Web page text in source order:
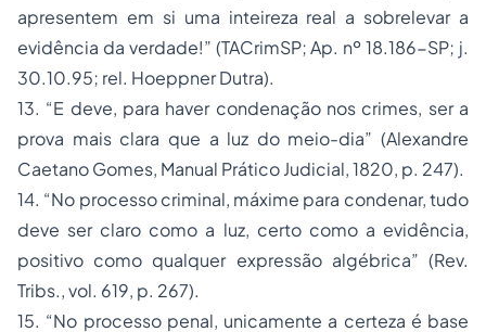
apresentem em si uma inteireza real a sobrelevar a
evidência da verdade!” (TACrimSP;Ap. nº 18.186-SP; j.
30.10.95; rel. Hoeppner Dutra).
13. “E deve, para haver condenação nos crimes, ser a
prova mais clara que a luz do meio-dia” (Alexandre
Caetano Gomes, Manual Prático Judicial,1820, p. 247).
14. “No processo criminal, máxime para condenar, tudo
deve ser claro como a luz, certo como a evidência,
positivo como qualquer expressão algébrica” (Rev.
Tribs.,vol. 619, p. 267).
15. “No processo penal, unicamente a certeza é base